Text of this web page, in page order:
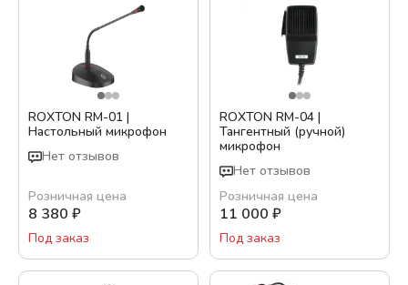
Бренд:
ROXTON
Цвет:
Серый
Черный
ROXTON RM-01 |
Настольный микрофон
Нет отзывов
Розничная цена
8 380 ₽
Под заказ
ROXTON RM-04 |
Тангентный (ручной)
микрофон
Нет отзывов
Розничная цена
11 000 ₽
Под заказ